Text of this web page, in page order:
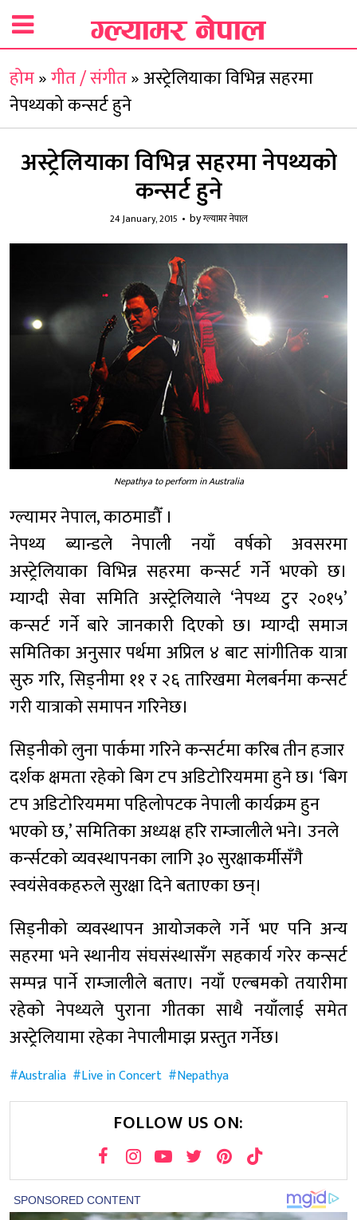
होम»गीत / संगीत»अस्ट्रेलियाका विभिन्न सहरमा
नेपथ्यको कन्सर्ट हुने
अस्ट्रेलियाका विभिन्न सहरमा नेपथ्यको
कन्सर्ट हुने
24 January, 2015 byग्ल्यामर नेपाल
Nepathya to perform in Australia
ग्ल्यामर नेपाल, काठमाडौँ ।
नेपथ्य ब्यान्डले नेपाली नयाँ वर्षको अवसरमा
अस्ट्रेलियाका विभिन्न सहरमा कन्सर्ट गर्ने भएको छ।
म्याग्दी सेवा समिति अस्ट्रेलियाले ‘नेपथ्य टुर २०१५’
कन्सर्ट गर्ने बारे जानकारी दिएको छ। म्याग्दी समाज
समितिका अनुसार पर्थमा अप्रिल ४ बाट सांगीतिक यात्रा
सुरु गरि, सिड्नीमा ११ र २६ तारिखमा मेलबर्नमा कन्सर्ट
गरी यात्राको समापन गरिनेछ।
सिड्नीको लुना पार्कमा गरिने कन्सर्टमा करिब तीन हजार
दर्शक क्षमता रहेको बिग टप अडिटोरियममा हुने छ। ‘बिग
टप अडिटोरियममा पहिलोपटक नेपाली कार्यक्रम हुन
भएको छ,’ समितिका अध्यक्ष हरि राम्जालीले भने। उनले
कर्न्सटको व्यवस्थापनका लागि ३० सुरक्षाकर्मीसँगै
स्वयंसेवकहरुले सुरक्षा दिने बताएका छन्।
सिड्नीको व्यवस्थापन आयोजकले गर्ने भए पनि अन्य
सहरमा भने स्थानीय संघसंस्थासँग सहकार्य गरेर कन्सर्ट
सम्पन्न पार्ने राम्जालीले बताए। नयाँ एल्बमको तयारीमा
रहेको नेपथ्यले पुराना गीतका साथै नयाँलाई समेत
अस्ट्रेलियामा रहेका नेपालीमाझ प्रस्तुत गर्नेछ।
Australia Live in Concert Nepathya
FOLLOW US ON: